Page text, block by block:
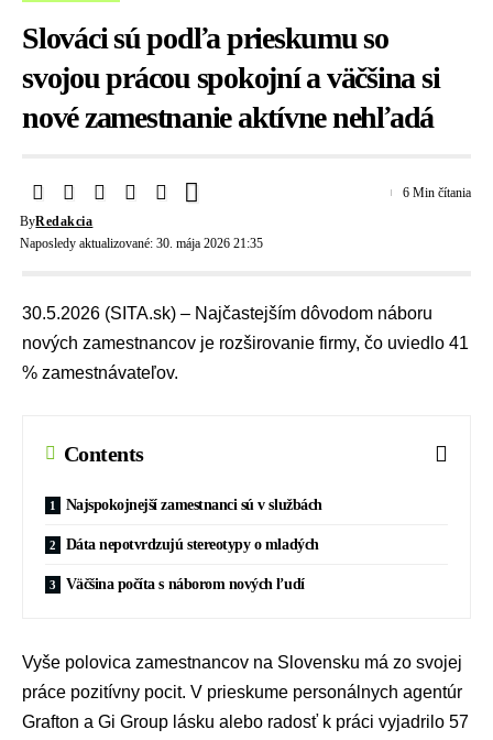
Slováci sú podľa prieskumu so
svojou prácou spokojní a väčšina si
nové zamestnanie aktívne nehľadá
Naposledy aktualizované: 30. mája 2026 21:35
ByRedakcia
6 Min čítania
30.5.2026 (SITA.sk) – Najčastejším dôvodom náboru
nových zamestnancov je rozširovanie firmy, čo uviedlo 41
% zamestnávateľov.
Contents
Najspokojnejší zamestnanci sú v službách
Dáta nepotvrdzujú stereotypy o mladých
Väčšina počíta s náborom nových ľudí
Vyše polovica zamestnancov na Slovensku má zo svojej
práce pozitívny pocit. V prieskume personálnych agentúr
Grafton a Gi Group lásku alebo radosť k práci vyjadrilo 57